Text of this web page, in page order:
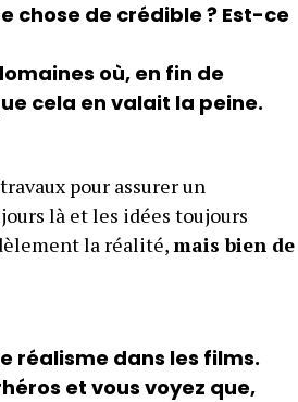
chose de crédible ? Est-ce
où, en fin de
cela en valait la peine.
pour assurer un
là et les idées toujours
la réalité,mais bien de
réalisme dans les films.
et vous voyez que,